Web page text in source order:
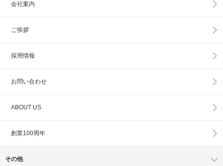
会社案内
ご挨拶
採用情報
お問い合わせ
ABOUT US
創業100周年
その他